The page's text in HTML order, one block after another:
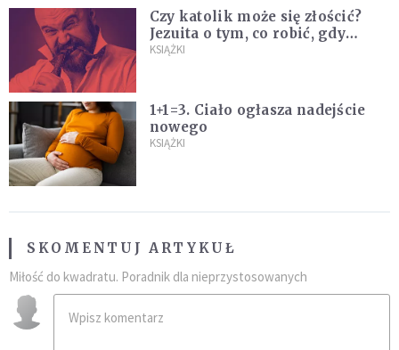
Czy katolik może się złościć?
Jezuita o tym, co robić, gdy
puszczają nam nerwy
KSIĄŻKI
1+1=3. Ciało ogłasza nadejście
nowego
KSIĄŻKI
SKOMENTUJ ARTYKUŁ
Miłość do kwadratu. Poradnik dla nieprzystosowanych